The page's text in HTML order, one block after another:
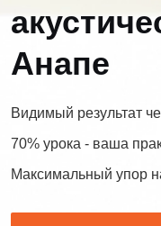
Анапе
Видимый результат
70% урока - ваша
Максимальный упор